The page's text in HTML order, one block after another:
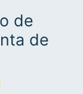
de
de